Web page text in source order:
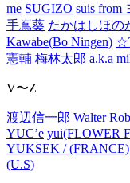
me SUGIZO suis from
手嶌葵 たかはしほの
Kawabe(Bo Ningen)
憲輔 梅林太郎 a.k.a
V〜Z
渡辺信一郎 Walter
YUC’e yui(FLOWER
YUKSEK / (FRANCE)
(U.S)